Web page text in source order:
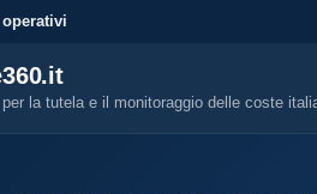
per la tutela e il monitoraggio delle coste